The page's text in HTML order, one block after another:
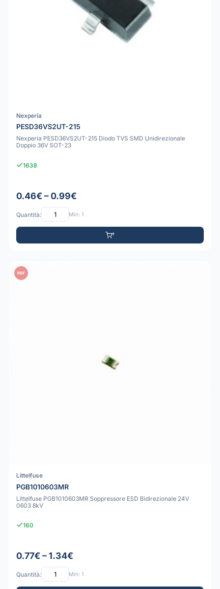
Nexperia
PESD36VS2UT-215
Nexperia PESD36VS2UT-215 Diodo TVS SMD Unidirezionale
Doppio 36V SOT-23
1638
0.46€ – 0.99€
Quantità: Min: 1
PDF
Littelfuse
PGB1010603MR
Littelfuse PGB1010603MR Soppressore ESD Bidirezionale 24V
0603 8kV
160
0.77€ – 1.34€
Quantità: Min: 1